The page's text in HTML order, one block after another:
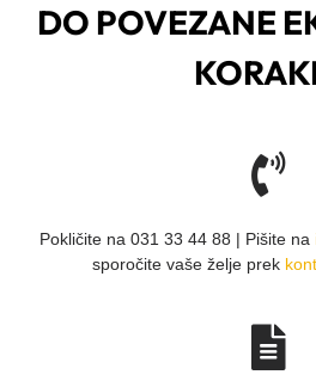
DO POVEZANE
Pokličite na 031 33 44 88 | Pišite na
sporočite vaše želje prek